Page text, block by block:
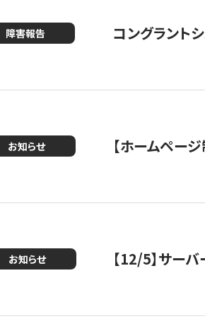
障害報告 コングラント
お知らせ 【ホームペー
お知らせ 【12/5】サー